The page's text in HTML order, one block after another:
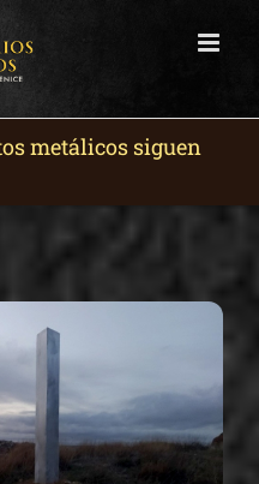
metálicos siguen